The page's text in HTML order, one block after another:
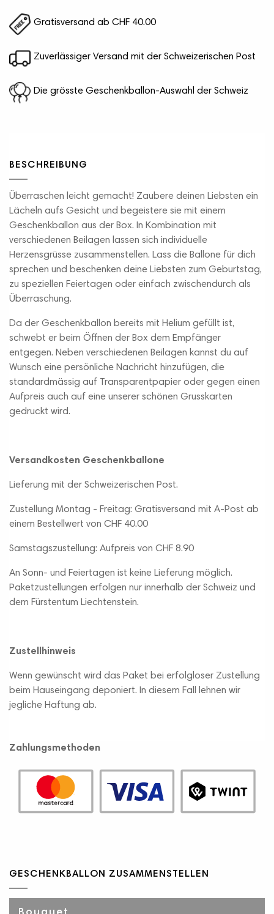
Gratisversand ab CHF 40.00
Zuverlässiger Versand mit der Schweizerischen Post
Die grösste Geschenkballon-Auswahl der Schweiz
BESCHREIBUNG
Überraschen leicht gemacht! Zaubere deinen Liebsten ein
Lächeln aufs Gesicht und begeistere sie mit einem
Geschenkballon aus der Box. In Kombination mit
verschiedenen Beilagen lassen sich individuelle
Herzensgrüsse zusammenstellen. Lass die Ballone für dich
sprechen und beschenken deine Liebsten zum Geburtstag,
zu speziellen Feiertagen oder einfach zwischendurch als
Überraschung.
Da der Geschenkballon bereits mit Helium gefüllt ist,
schwebt er beim Öffnen der Box dem Empfänger
entgegen. Neben verschiedenen Beilagen kannst du auf
Wunsch eine persönliche Nachricht hinzufügen, die
standardmässig auf Transparentpapier oder gegen einen
Aufpreis auch auf eine unserer schönen Grusskarten
gedruckt wird.
Versandkosten Geschenkballone
Lieferung mit der Schweizerischen Post.
Zustellung Montag - Freitag: Gratisversand mit A-Post ab
einem Bestellwert von CHF 40.00
Samstagszustellung: Aufpreis von CHF 8.90
An Sonn- und Feiertagen ist keine Lieferung möglich.
Paketzustellungen erfolgen nur innerhalb der Schweiz und
dem Fürstentum Liechtenstein.
Zustellhinweis
Wenn gewünscht wird das Paket bei erfolgloser Zustellung
beim Hauseingang deponiert. In diesem Fall lehnen wir
jegliche Haftung ab.
Zahlungsmethoden
GESCHENKBALLON ZUSAMMENSTELLEN